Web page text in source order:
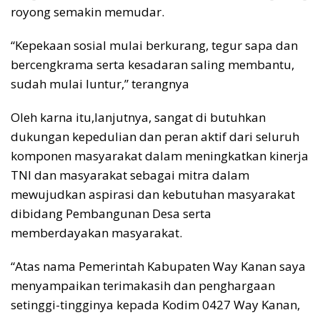
royong semakin memudar.
“Kepekaan sosial mulai berkurang, tegur sapa dan
bercengkrama serta kesadaran saling membantu,
sudah mulai luntur,” terangnya
Oleh karna itu,lanjutnya, sangat di butuhkan
dukungan kepedulian dan peran aktif dari seluruh
komponen masyarakat dalam meningkatkan kinerja
TNI dan masyarakat sebagai mitra dalam
mewujudkan aspirasi dan kebutuhan masyarakat
dibidang Pembangunan Desa serta
memberdayakan masyarakat.
“Atas nama Pemerintah Kabupaten Way Kanan saya
menyampaikan terimakasih dan penghargaan
setinggi-tingginya kepada Kodim 0427 Way Kanan,